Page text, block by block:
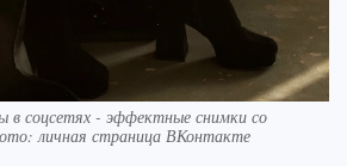
соцсетях - эффектные снимки со
личная страница ВКонтакте